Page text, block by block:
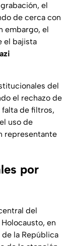
el
de cerca con
embargo, el
el bajista
del
el rechazo de
falta de filtros,
uso de
representante
por
del
en
la República